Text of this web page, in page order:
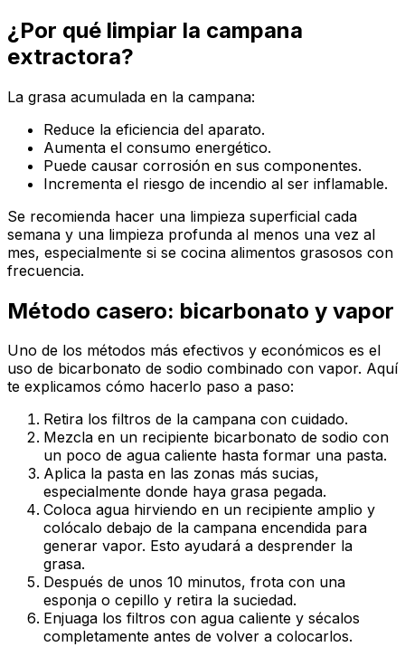
¿Por qué limpiar la campana
extractora?
La grasa acumulada en la campana:
Reduce la eficiencia del aparato.
Aumenta el consumo energético.
Puede causar corrosión en sus componentes.
Incrementa el riesgo de incendio al ser inflamable.
Se recomienda hacer una limpieza superficial cada
semana y una limpieza profunda al menos una vez al
mes, especialmente si se cocina alimentos grasosos con
frecuencia.
Método casero: bicarbonato y vapor
Uno de los métodos más efectivos y económicos es el
uso de bicarbonato de sodio combinado con vapor. Aquí
te explicamos cómo hacerlo paso a paso:
Retira los filtros de la campana con cuidado.
Mezcla en un recipiente bicarbonato de sodio con
un poco de agua caliente hasta formar una pasta.
Aplica la pasta en las zonas más sucias,
especialmente donde haya grasa pegada.
Coloca agua hirviendo en un recipiente amplio y
colócalo debajo de la campana encendida para
generar vapor. Esto ayudará a desprender la
grasa.
Después de unos 10 minutos, frota con una
esponja o cepillo y retira la suciedad.
Enjuaga los filtros con agua caliente y sécalos
completamente antes de volver a colocarlos.